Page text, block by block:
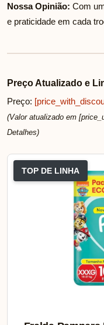
Nossa Opinião: Com
e praticidade em cada
Preço Atualizado e
Preço:
(Valor atualizado em
Detalhes)
TOP DE LINHA